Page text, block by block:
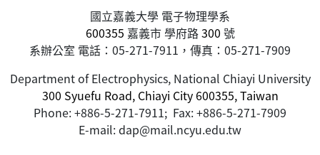
國立嘉義大學 電子物理學系
600355 嘉義市學府路300 號
系辦公室 電話：05-271-7911，傳真：05-271-7909
Department of Electrophysics, National Chiayi University
300 Syuefu Road, Chiayi City 600355, Taiwan
Phone: +886-5-271-7911; Fax: +886-5-271-7909
E-mail: dap@mail.ncyu.edu.tw